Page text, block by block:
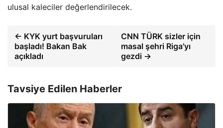
ulusal kaleciler değerlendirilecek.
← KYK yurt başvuruları
başladı! Bakan Bak
açıkladı
CNN TÜRK sizler için
masal şehri Riga'yı
gezdi →
Tavsiye Edilen Haberler